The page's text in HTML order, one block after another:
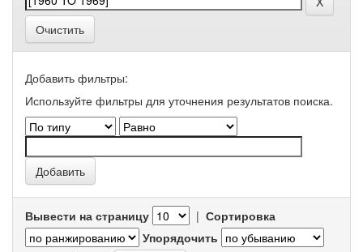
Очистить
Добавить фильтры:
Используйте фильтры для уточнения результатов поиска.
Вывести на страницу | Сортировка
Упорядочить